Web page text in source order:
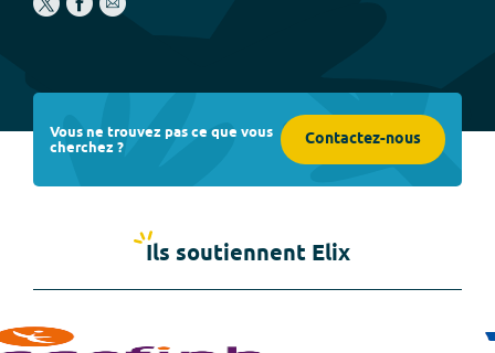
Vous ne trouvez pas ce que vous
cherchez ? Contactez-nous
Ils soutiennent Elix